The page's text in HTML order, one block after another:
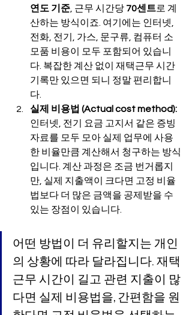
연도 기준, 근무 시간당 70센트로 계
산하는 방식이죠. 여기에는 인터넷,
전화, 전기, 가스, 문구류, 컴퓨터 소
모품 비용이 모두 포함되어 있습니
다. 복잡한 계산 없이 재택근무 시간
기록만 있으면 되니 정말 편리합니
다.
실제 비용법 (Actual cost method):
인터넷, 전기 요금 고지서 같은 증빙
자료를 모두 모아 실제 업무에 사용
한 비율만큼 계산해서 청구하는 방식
입니다. 계산 과정은 조금 번거롭지
만, 실제 지출액이 크다면 고정 비율
법보다 더 많은 금액을 공제받을 수
있는 장점이 있습니다.
어떤 방법이 더 유리할지는 개인
의 상황에 따라 달라집니다. 재택
근무 시간이 길고 관련 지출이 많
다면 실제 비용법을, 간편함을 원